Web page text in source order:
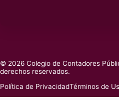
© 2026 Colegio de Contadores
derechos reservados.
Política de PrivacidadTérminos de